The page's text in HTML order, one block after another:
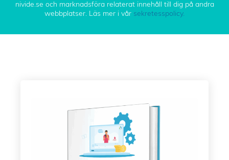
nivide.se och marknadsföra relaterat innehåll till dig på andra
webbplatser. Läs mer i vår sekretesspolicy.